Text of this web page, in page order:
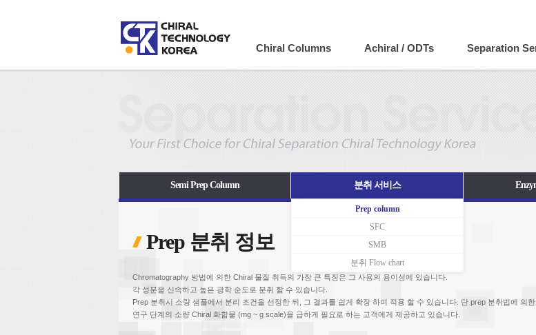
Company Chiral Columns Achiral / ODTs Separation
Semi Prep Column 분취 서비스
Prep column
SFC
SMB
분취 Flow chart
Prep 분취 정보
Chromatography 방법에 의한 Chiral 물질 취득의 가장 큰 특징은 그 사용의 용이성에 있습니다.
각 성분을 신속하고 높은 광학 순도로 분취 할 수 있습니다.
Prep 분취시 소량 샘플에서 분리 조건을 선정한 뒤, 그 결과를 쉽게 확장 하여 적용 할 수 있습니다. 단 prep 분취법에 의한
연구 단계의 소량 Chiral 화합물 (mg ~ g scale)을 급하게 필요로 하는 고객에게 제공하고 있습니다.